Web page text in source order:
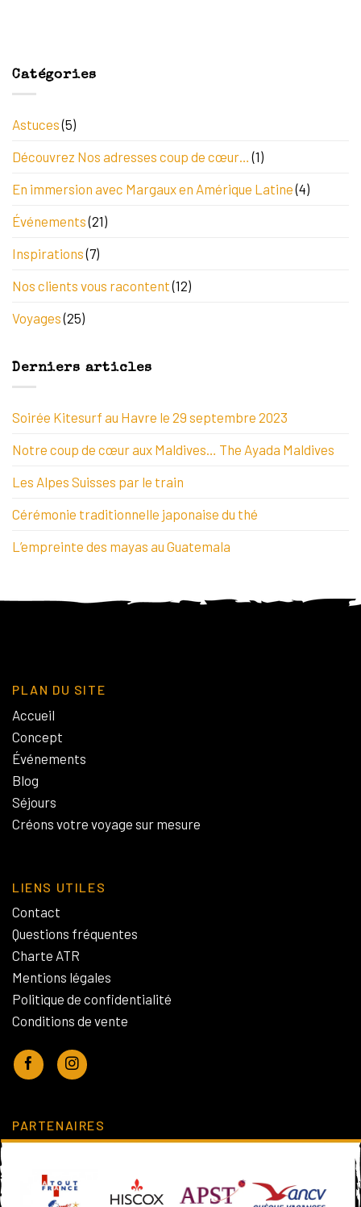
Catégories
Astuces(5)
Découvrez Nos adresses coup de cœur… (1)
En immersion avec Margaux en Amérique Latine(4)
Événements(21)
Inspirations(7)
Nos clients vous racontent(12)
Voyages(25)
Derniers articles
Soirée Kitesurf au Havre le 29 septembre 2023
Notre coup de cœur aux Maldives… The Ayada Maldives
Les Alpes Suisses par le train
Cérémonie traditionnelle japonaise du thé
L’empreinte des mayas au Guatemala
PLAN DU SITE
Accueil
Concept
Événements
Blog
Séjours
Créons votre voyage sur mesure
LIENS UTILES
Contact
Questions fréquentes
Charte ATR
Mentions légales
Politique de confidentialité
Conditions de vente
PARTENAIRES